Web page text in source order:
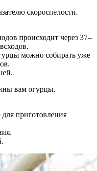
скороспелости.
происходит через 37–
можно собирать уже
вам огурцы.
приготовления